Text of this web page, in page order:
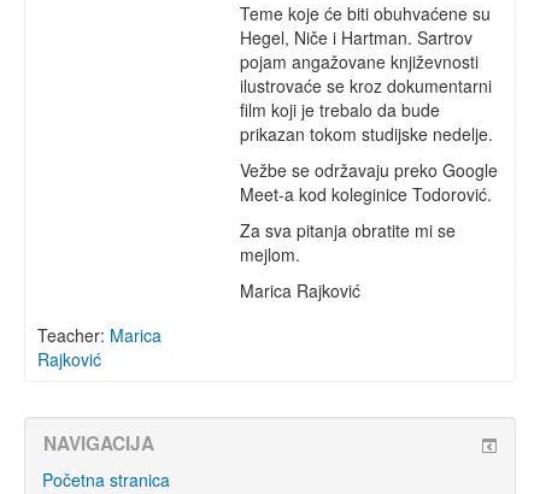
Teme koje će biti obuhvaćene su
Hegel, Niče i Hartman. Sartrov
pojam angažovane književnosti
ilustrovaće se kroz dokumentarni
film koji je trebalo da bude
prikazan tokom studijske nedelje.
Vežbe se održavaju preko Google
Meet-a kod koleginice Todorović.
Za sva pitanja obratite mi se
mejlom.
Marica Rajković
Teacher: Marica
Rajković
NAVIGACIJA
Početna stranica